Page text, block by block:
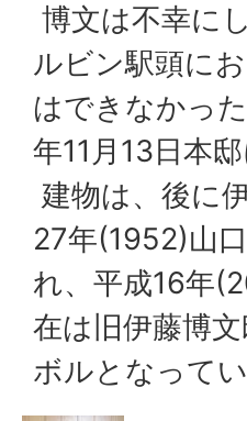
博文は不幸に
ルビン駅頭に
はできなかっ
年11月13日本
建物は、後に
27年(1952)山
れ、平成16年
在は旧伊藤博
ボルとなってい